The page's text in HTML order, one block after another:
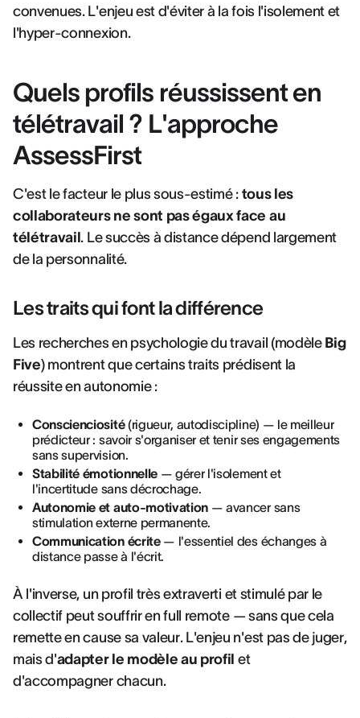
convenues. L'enjeu est d'éviter à la fois l'isolement et
l'hyper-connexion.
Quels profils réussissent en
télétravail ? L'approche
AssessFirst
C'est le facteur le plus sous-estimé : tous les
collaborateurs ne sont pas égaux face au
télétravail. Le succès à distance dépend largement
de la personnalité.
Les traits qui font la différence
Les recherches en psychologie du travail (modèle Big
Five) montrent que certains traits prédisent la
réussite en autonomie :
Conscienciosité(rigueur, autodiscipline) — le meilleur
prédicteur : savoir s'organiser et tenir ses engagements
sans supervision.
Stabilité émotionnelle— gérer l'isolement et
l'incertitude sans décrochage.
Autonomie et auto-motivation — avancer sans
stimulation externe permanente.
Communication écrite— l'essentiel des échanges à
distance passe à l'écrit.
À l'inverse, un profil très extraverti et stimulé par le
collectif peut souffrir en full remote — sans que cela
remette en cause sa valeur. L'enjeu n'est pas de juger,
mais d'adapter le modèle au profil et
d'accompagner chacun.